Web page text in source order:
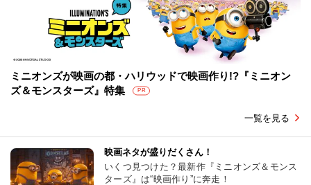
ミニオンズが映画の都・ハリウッドで映画作り!?『ミニオン
ズ＆モンスターズ』特集
PR
一覧を見る
映画ネタが盛りだくさん！
いくつ見つけた？最新作『ミニオンズ＆モンス
ターズ』は“映画作り”に奔走！